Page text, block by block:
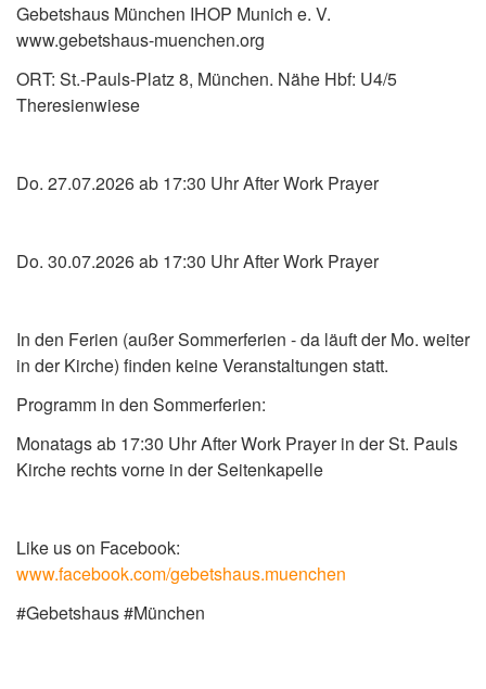
Gebetshaus München IHOP Munich e. V.
www.gebetshaus-muenchen.org
ORT: St.-Pauls-Platz 8, München. Nähe Hbf: U4/5
Theresienwiese
Do. 27.07.2026 ab 17:30 Uhr After Work Prayer
Do. 30.07.2026 ab 17:30 Uhr After Work Prayer
In den Ferien (außer Sommerferien - da läuft der Mo. weiter
in der Kirche) finden keine Veranstaltungen statt.
Programm in den Sommerferien:
Monatags ab 17:30 Uhr After Work Prayer in der St. Pauls
Kirche rechts vorne in der Seitenkapelle
Like us on Facebook:
www.facebook.com/gebetshaus.muenchen
#Gebetshaus #München